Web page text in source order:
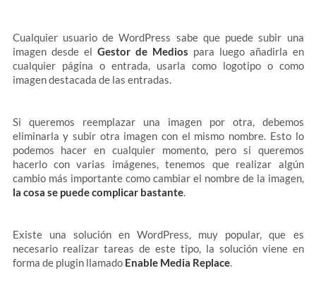
Cualquier usuario de WordPress sabe que puede subir una
imagen desde el Gestor de Medios para luego añadirla en
cualquier página o entrada, usarla como logotipo o como
imagen destacada de las entradas.
Si queremos reemplazar una imagen por otra, debemos
eliminarla y subir otra imagen con el mismo nombre. Esto lo
podemos hacer en cualquier momento, pero si queremos
hacerlo con varias imágenes, tenemos que realizar algún
cambio más importante como cambiar el nombre de la imagen,
la cosa se puede complicar bastante.
Existe una solución en WordPress, muy popular, que es
necesario realizar tareas de este tipo, la solución viene en
forma de plugin llamado Enable Media Replace.